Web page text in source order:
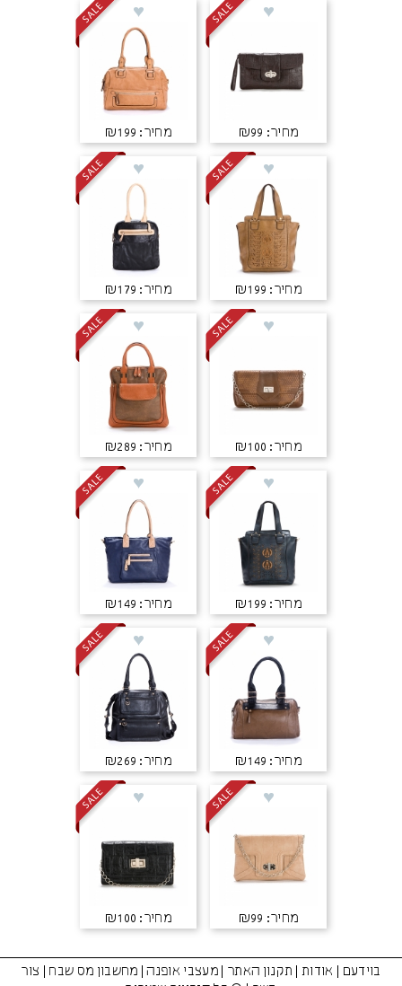
מחיר: ₪99 מחיר: ₪199
מחיר: ₪199 מחיר: ₪179
מחיר: ₪100 מחיר: ₪289
מחיר: ₪199 מחיר: ₪149
מחיר: ₪149 מחיר: ₪269
מחיר: ₪99 מחיר: ₪100
בוידעם אודות| תקנון האתר |מעצבי אופנה| מחשבון מס שבח
צור